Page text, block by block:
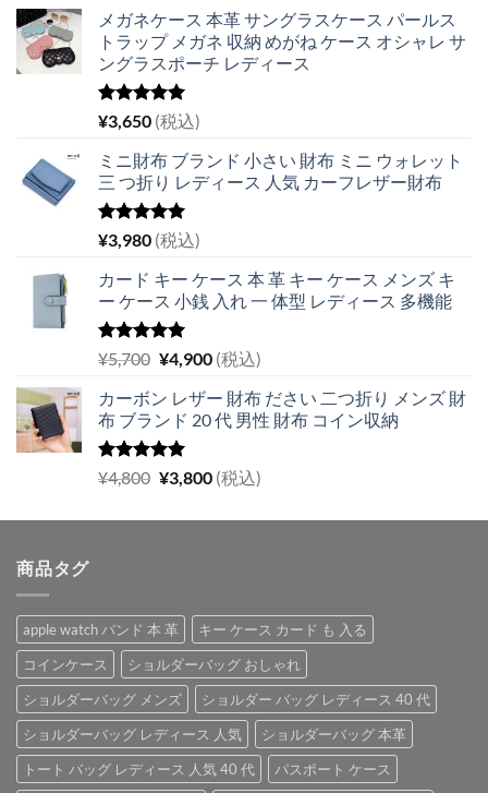
メガネケース 本革 サングラスケース パールス
トラップ メガネ 収納 めがね ケース オシャレ サ
ングラスポーチ レディース
5段階中
5.00
の評価
¥3,650 (税込)
ミニ財布 ブランド 小さい 財布 ミニ ウォレット
三 つ折り レディース 人気 カーフレザー財布
5段階中
5.00
の評価
¥3,980 (税込)
カード キー ケース 本 革 キー ケース メンズ キ
ー ケース 小銭 入れ 一 体型 レディース 多機能
5段階中
5.00
の評価
¥5,700 元
価
格
は
¥5,700
し
¥4,900現
の
価
は
で
(税込)
カーボン レザー 財布 ださい 二つ折り メンズ 財
布 ブランド 20 代 男性 財布 コイン収納
5段階中
5.00
の評価
¥4,800 元
価
で
し
た。
¥3,800現
の
¥3,800
で
す。
(税込)
商品タグ
apple watch バンド 本 革
キー ケース カード も 入る
コインケース
ショルダーバッグ おしゃれ
ショルダーバッグ メンズ
ショルダー バッグ レディース 40 代
ショルダーバッグ レディース 人気
ショルダーバッグ 本革
トート バッグ レディース 人気 40 代
パスポート ケース